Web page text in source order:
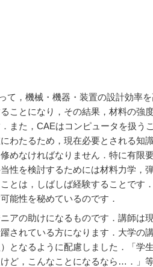
，機械・機器・装置の設計効率
ことになり，その結果，材料の強
また，CAEはコンピュータを扱う
わたるため，現在必要とされる知
めなければなりません．特に有限
性を検討するためには材料力学，
とは，しばしば経験することです
能性を秘めているのです．
アの助けになるものです．講師は
されている方になります．大学の
となるように配慮しました．「学
ど，こんなことになるなら…．」